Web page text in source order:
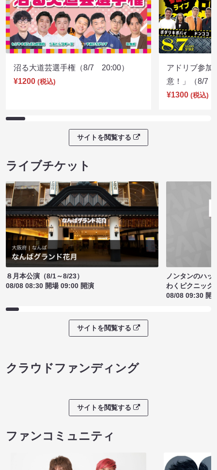
沼る大道芸選手権（8/7 20:00）
¥1200 (税込)
アドリブ参加
意！」（8/7
¥1300 (税込)
サイトを閲覧する
ライブチケット
８月本公演（8/1～8/23）
08/08 08:30 開場 09:00 開演
ノンタンのハッ
わくピクニック
08/08 09:30 開
サイトを閲覧する
クラウドファンディング
サイトを閲覧する
ファンコミュニティ